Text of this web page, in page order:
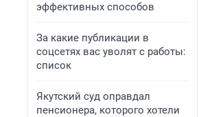
эффективных способов
За какие публикации в
соцсетях вас уволят с работы:
список
Якутский суд оправдал
пенсионера, которого хотели